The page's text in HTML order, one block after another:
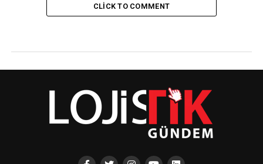
CLICK TO COMMENT